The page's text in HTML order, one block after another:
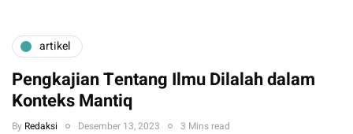
artikel
Pengkajian Tentang Ilmu Dilalah dalam
Konteks Mantiq
By Redaksi Desember 13, 2023 3 Mins read